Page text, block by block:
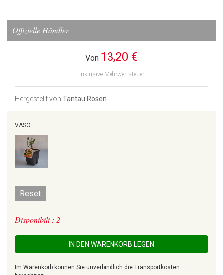
Offizielle Händler
Von 13,20 €
Inklusive Mehrwertsteuer
Hergestellt von Tantau Rosen
VASO
Reset
Disponibili : 2
IN DEN WARENKORB LEGEN
Im Warenkorb können Sie unverbindlich die Transportkosten